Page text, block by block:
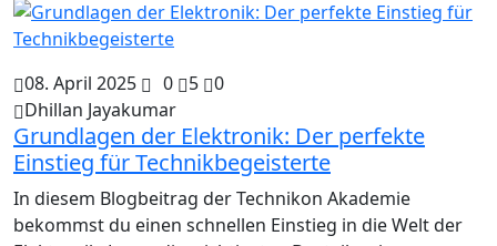
08. April 2025 0 5
0
Dhillan Jayakumar
Grundlagen der Elektronik: Der perfekte
Einstieg für Technikbegeisterte
In diesem Blogbeitrag der Technikon Akademie
bekommst du einen schnellen Einstieg in die Welt der